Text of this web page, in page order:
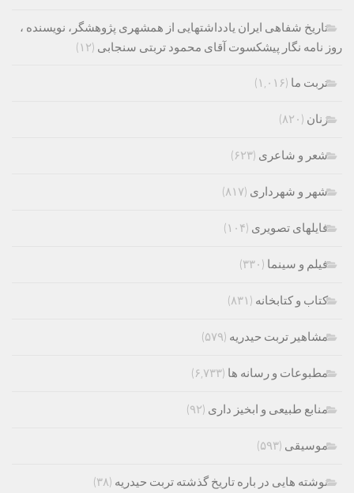
تاریخ شفاهی ایران یادداشتهایی از همشهری پژوهشگر، نویسنده ،
روز نامه نگار پیشکسوت آقای محمود تربتی سنجابی (۱۲)
تربت ما (۱,۰۱۶)
زنان (۸۲۰)
شعر و شاعری (۶۲۳)
شهر و شهرداری (۸۱۷)
فایلهای تصویری (۱۰۴)
فیلم و سینما (۳۳۰)
کتاب و کتابخانه (۸۳۱)
مشاهیر تربت حیدریه (۵۷۹)
مطبوعات و رسانه ها (۶,۷۳۳)
منابع طبیعی و ابخیز داری (۹۲)
موسیقی (۵۹۳)
نوشته هایی در باره تاریخ گذشته تربت حیدریه (۳۸)